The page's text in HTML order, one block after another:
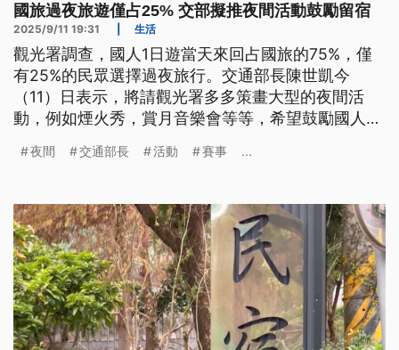
國旅過夜旅遊僅占25% 交部擬推夜間活動鼓勵留宿
2025/9/11 19:31 生活
觀光署調查，國人1日遊當天來回占國旅的75%，僅
有25%的民眾選擇過夜旅行。交通部長陳世凱今
（11）日表示，將請觀光署多多策畫大型的夜間活
動，例如煙火秀，賞月音樂會等等，希望鼓勵國人在
夜間 交通部長 活動 賽事 ...